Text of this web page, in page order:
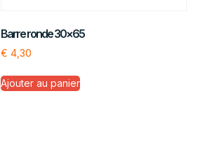
Barre ronde 30×65
€ 4,30
Ajouter au panier